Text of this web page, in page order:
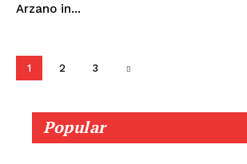
Arzano in...
1 2 3
Popular